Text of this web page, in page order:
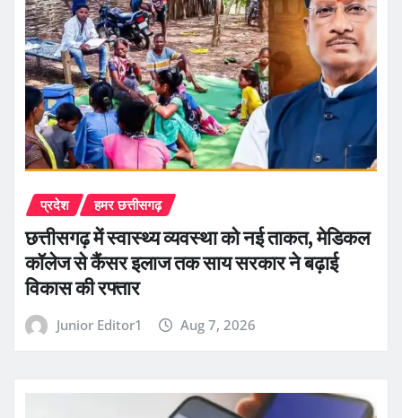
प्रदेश हमर छत्तीसगढ़
छत्तीसगढ़ में स्वास्थ्य व्यवस्था को नई ताकत, मेडिकल
कॉलेज से कैंसर इलाज तक साय सरकार ने बढ़ाई
विकास की रफ्तार
Junior Editor1 Aug 7, 2026